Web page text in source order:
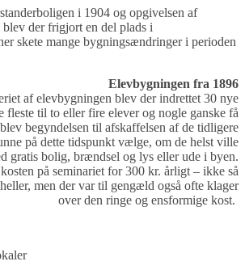
i 1904 og opgivelsen af
der frigjort en del plads i
skete mange bygningsændringer i perioden
Elevbygningen fra 1896
af elevbygningen blev der indrettet 30 nye
fleste til to eller fire elever og nogle ganske få
begyndelsen til afskaffelsen af de tidligere
på dette tidspunkt vælge, om de helst ville
gratis bolig, brændsel og lys eller ude i byen.
på seminariet for 300 kr. årligt – ikke så
men der var til gengæld også ofte klager
over den ringe og ensformige kost.